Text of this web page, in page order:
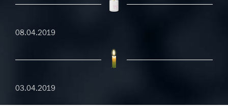
08.04.2019
03.04.2019